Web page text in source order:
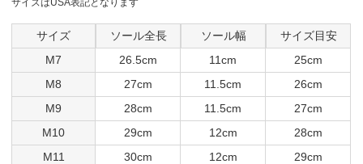
サイズ ソール全長 ソール幅
サイズ目安
M7
26.5cm 11cm
25cm
M8
27cm 11.5cm
26cm
M9
28cm 11.5cm
27cm
M10
29cm 12cm
28cm
M11
30cm 12cm 29cm